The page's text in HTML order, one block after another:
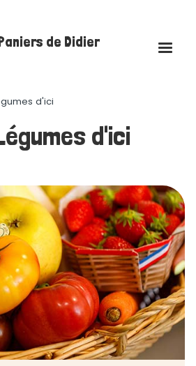
àau
de Didier
Légumes d’ailleurs
Légumes BIO
Frais
d'ici
d'ici